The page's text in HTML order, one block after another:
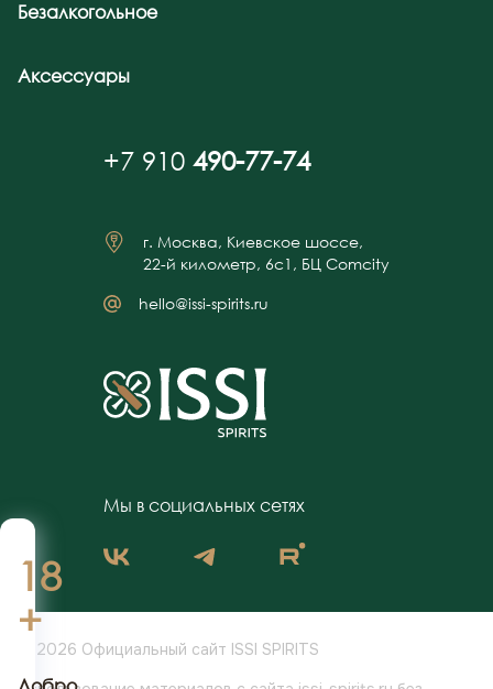
Безалкогольное
Аксессуары
+7 910 490-77-74
г. Москва, Киевское шоссе,
22-й километр, 6с1, БЦ Comcity
hello@issi-spirits.ru
Мы в социальных сетях
© 2026 Официальный сайт ISSI SPIRITS
18
+